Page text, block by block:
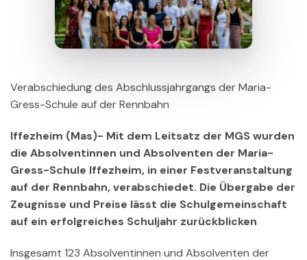
Verabschiedung des Abschlussjahrgangs der Maria-
Gress-Schule auf der Rennbahn
Iffezheim (Mas)- Mit dem Leitsatz der MGS wurden
die Absolventinnen und Absolventen der Maria-
Gress-Schule Iffezheim, in einer Festveranstaltung
auf der Rennbahn, verabschiedet. Die Übergabe der
Zeugnisse und Preise lässt die Schulgemeinschaft
auf ein erfolgreiches Schuljahr zurückblicken
Insgesamt 123 Absolventinnen und Absolventen der